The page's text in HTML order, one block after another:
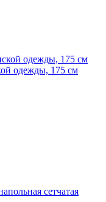
одежды, 175 см